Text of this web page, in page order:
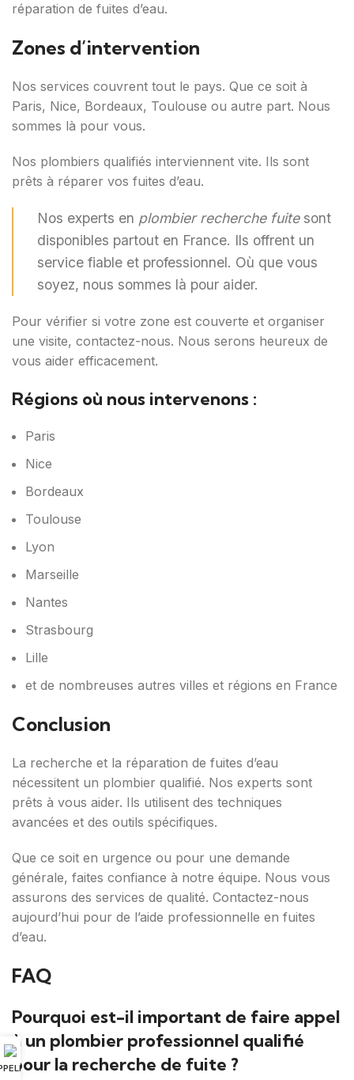
réparation de fuites d’eau.
Zones d’intervention
Nos services couvrent tout le pays. Que ce soit à
Paris, Nice, Bordeaux, Toulouse ou autre part. Nous
sommes là pour vous.
Nos plombiers qualifiés interviennent vite. Ils sont
prêts à réparer vos fuites d’eau.
Nos experts en plombier recherche fuitesont
disponibles partout en France. Ils offrent un
service fiable et professionnel. Où que vous
soyez, nous sommes là pour aider.
Pour vérifier si votre zone est couverte et organiser
une visite, contactez-nous. Nous serons heureux de
vous aider efficacement.
Régions où nous intervenons :
Paris
Nice
Bordeaux
Toulouse
Lyon
Marseille
Nantes
Strasbourg
Lille
et de nombreuses autres villes et régions en France
Conclusion
La recherche et la réparation de fuites d’eau
nécessitent un plombier qualifié. Nos experts sont
prêts à vous aider. Ils utilisent des techniques
avancées et des outils spécifiques.
Que ce soit en urgence ou pour une demande
générale, faites confiance à notre équipe. Nous vous
assurons des services de qualité. Contactez-nous
aujourd’hui pour de l’aide professionnelle en fuites
d’eau.
FAQ
Pourquoi est-il important de faire appel
à un plombier professionnel qualifié
pour la recherche de fuite ?